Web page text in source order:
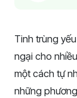
Tinh trùng
ngại cho
một cách tự
những